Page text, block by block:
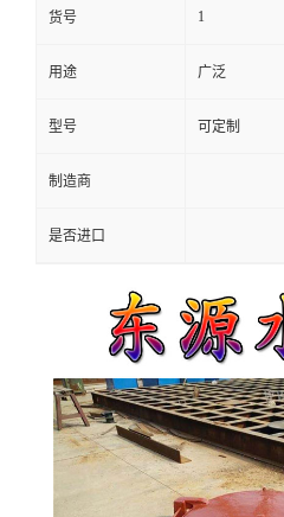
货号 1
用途 广泛
型号 可定制
制造商
是否进口